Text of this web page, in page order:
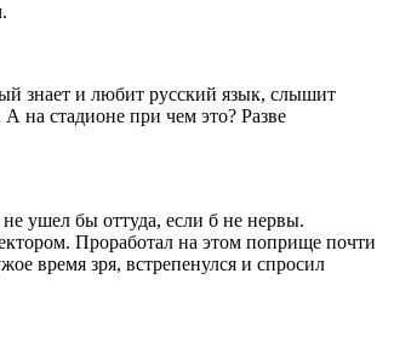
знает и любит русский язык, слышит
на стадионе при чем это? Разве
ушел бы оттуда, если б не нервы.
Проработал на этом поприще почти
время зря, встрепенулся и спросил